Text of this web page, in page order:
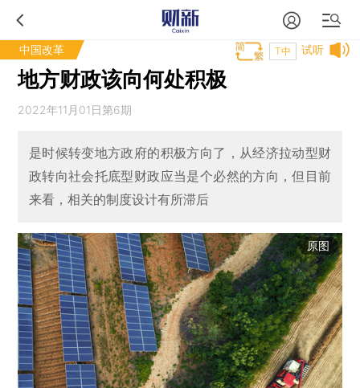
中国改革 试听
T中
地方财政该向何处积极
2022年11月01日第6期
是时候转变地方政府的积极方向了，从经济拉动型财
政转向社会托底型财政应当是个必然的方向，但目前
来看，相关的制度设计有所滞后
原图